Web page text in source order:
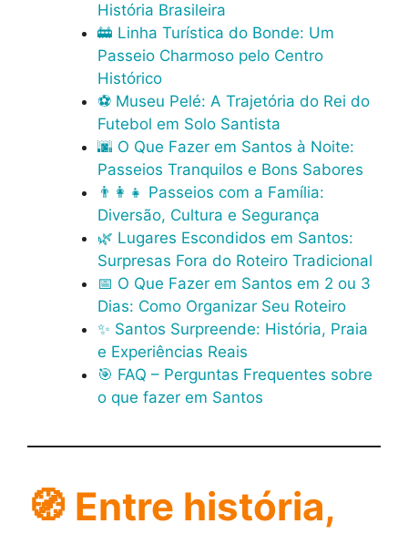
História Brasileira
🚋 Linha Turística do Bonde: Um
Passeio Charmoso pelo Centro
Histórico
⚽ Museu Pelé: A Trajetória do Rei do
Futebol em Solo Santista
🌆 O Que Fazer em Santos à Noite:
Passeios Tranquilos e Bons Sabores
👨‍👩‍👧 Passeios com a Família:
Diversão, Cultura e Segurança
🌿 Lugares Escondidos em Santos:
Surpresas Fora do Roteiro Tradicional
📅 O Que Fazer em Santos em 2 ou 3
Dias: Como Organizar Seu Roteiro
✨ Santos Surpreende: História, Praia
e Experiências Reais
🎯 FAQ – Perguntas Frequentes sobre
o que fazer em Santos
🧭 Entre história,